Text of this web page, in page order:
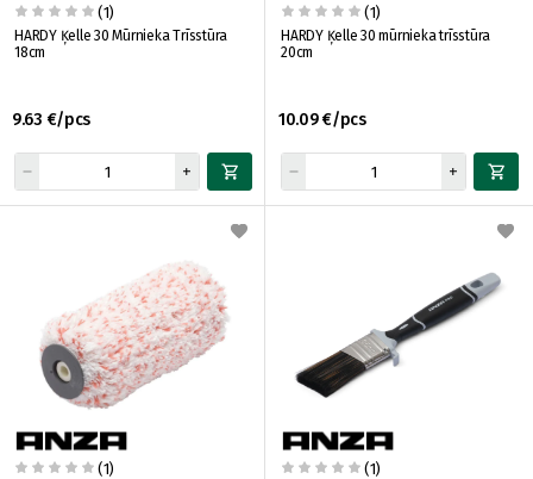
(1)
HARDY Ķelle 30 Mūrnieka Trīsstūra
18cm
9.63 €/pcs
(1)
HARDY Ķelle 30 mūrnieka trīsstūra
20cm
10.09 €/pcs
(1) (1)